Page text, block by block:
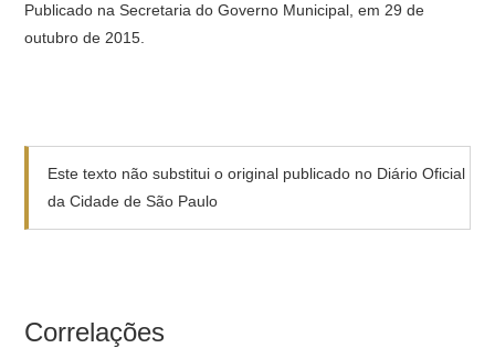
Publicado na Secretaria do Governo Municipal, em 29 de
outubro de 2015.
Este texto não substitui o original publicado no Diário Oficial
da Cidade de São Paulo
Correlações